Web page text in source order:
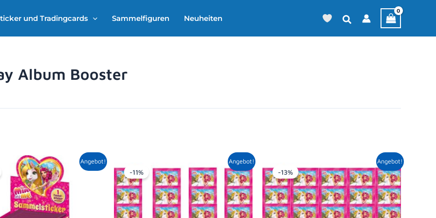
und Tradingcards Sammelfiguren Neuheiten
Album Booster
Angebot!
Ursprünglicher
Preis
war:
40,00 €
Aktueller
Preis
ist:
34,79 €.
Angebot!
-11%
Ursprünglicher
Preis
war:
16,00 €
Aktueller
Preis
ist:
14,29 €.
Angebot!
-13%
Ursprünglicher
Preis
war:
20,00 €
Aktueller
Preis
ist:
17,49 €.